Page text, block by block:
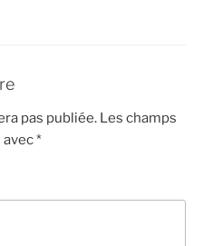
pas publiée. Les champs
*